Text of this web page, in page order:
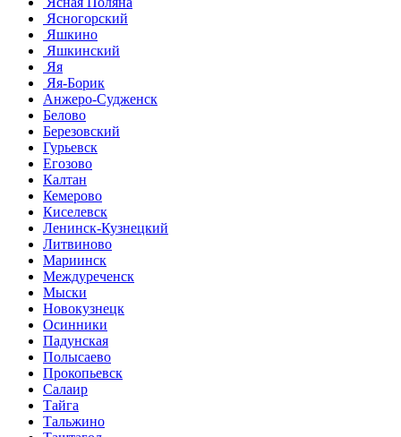
Ясногорский
Яшкино
Яшкинский
Яя
Яя-Борик
Анжеро-Судженск
Белово
Березовский
Гурьевск
Егозово
Калтан
Кемерово
Киселевск
Ленинск-Кузнецкий
Литвиново
Мариинск
Междуреченск
Мыски
Новокузнецк
Осинники
Падунская
Полысаево
Прокопьевск
Салаир
Тайга
Тальжино